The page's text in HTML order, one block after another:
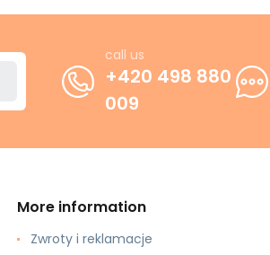
call us
+420 498 880
009
More information
Zwroty i reklamacje